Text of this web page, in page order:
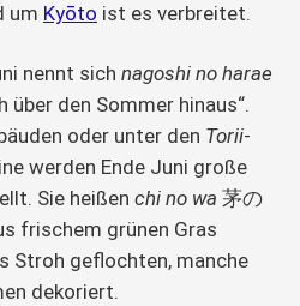
um Kyōto ist es verbreitet.
nennt sich nagoshi no harae
über den Sommer hinaus“.
oder unter den Torii-
werden Ende Juni große
Sie heißen chi no wa 茅の
frischem grünen Gras
Stroh geflochten, manche
dekoriert.